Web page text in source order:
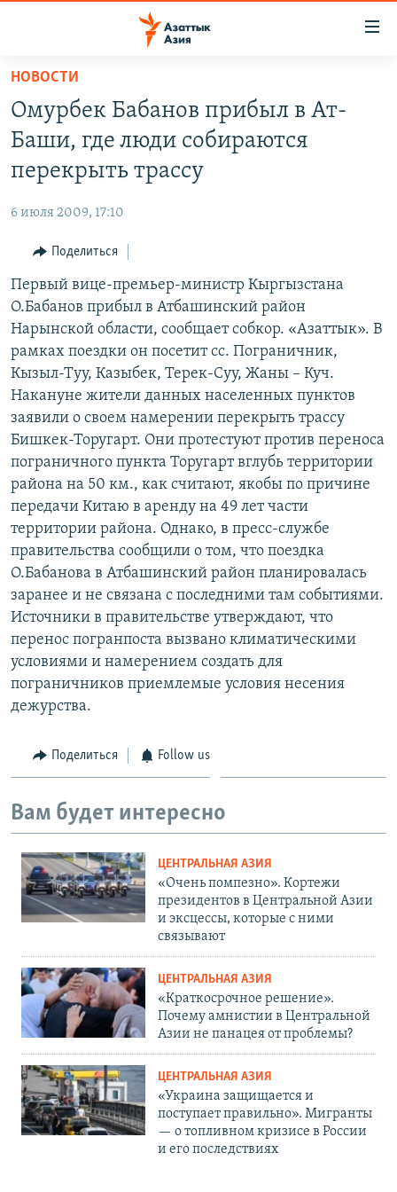
Вернуться
основному
содержанию
главной
Вернутся
поиску
ЦЕНТРАЛЬНАЯ АЗИЯ
КАЗАХСТАН
ТАДЖИКИСТАН
НОВОСТИ
КЫРГЫЗЧА
ЎЗБЕКЧА
TÜRKMENÇE
Все сайты РСЕ/РС
НОВОСТИ
Омурбек Бабанов прибыл в Ат-
Баши, где люди собираются
перекрыть трассу
6 июля 2009, 17:10
Поделиться
Первый вице-премьер-министр Кыргызстана
О.Бабанов прибыл в Атбашинский район
Нарынской области, сообщает собкор. «Азаттык». В
рамках поездки он посетит сс. Пограничник,
Кызыл-Туу, Казыбек, Терек-Суу, Жаны – Куч.
Накануне жители данных населенных пунктов
заявили о своем намерении перекрыть трассу
Бишкек-Торугарт. Они протестуют против переноса
пограничного пункта Торугарт вглубь территории
района на 50 км., как считают, якобы по причине
передачи Китаю в аренду на 49 лет части
территории района. Однако, в пресс-службе
правительства сообщили о том, что поездка
О.Бабанова в Атбашинский район планировалась
заранее и не связана с последними там событиями.
Источники в правительстве утверждают, что
перенос погранпоста вызвано климатическими
условиями и намерением создать для
пограничников приемлемые условия несения
дежурства.
Поделиться Follow us
Вам будет интересно
ЦЕНТРАЛЬНАЯ АЗИЯ
«Очень помпезно». Кортежи
президентов в Центральной Азии
и эксцессы, которые с ними
связывают
ЦЕНТРАЛЬНАЯ АЗИЯ
«Краткосрочное решение».
Почему амнистии в Центральной
Азии не панацея от проблемы?
ЦЕНТРАЛЬНАЯ АЗИЯ
«Украина защищается и
поступает правильно». Мигранты
— о топливном кризисе в России
и его последствиях